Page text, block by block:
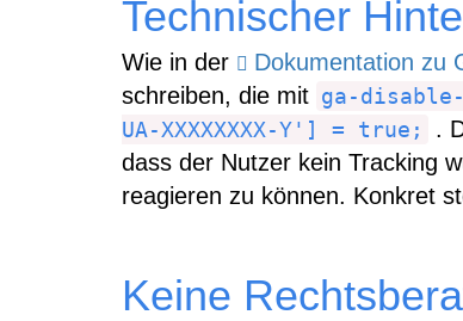
Technischer
Wie in der Dokumentation zu
schreiben, die mit ga-disable-
UA-XXXXXXXX-Y'] = true;
.
dass der Nutzer kein Tracking
reagieren zu können. Konkret
Keine